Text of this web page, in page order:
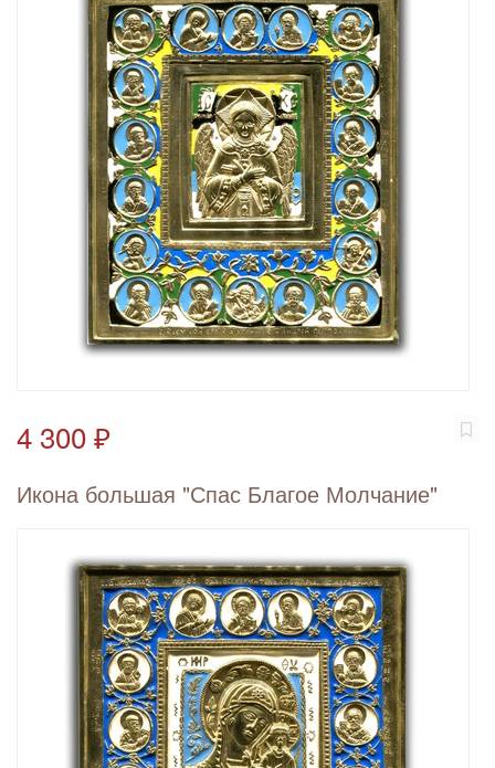
4 300 ₽
Икона большая "Спас Благое Молчание"